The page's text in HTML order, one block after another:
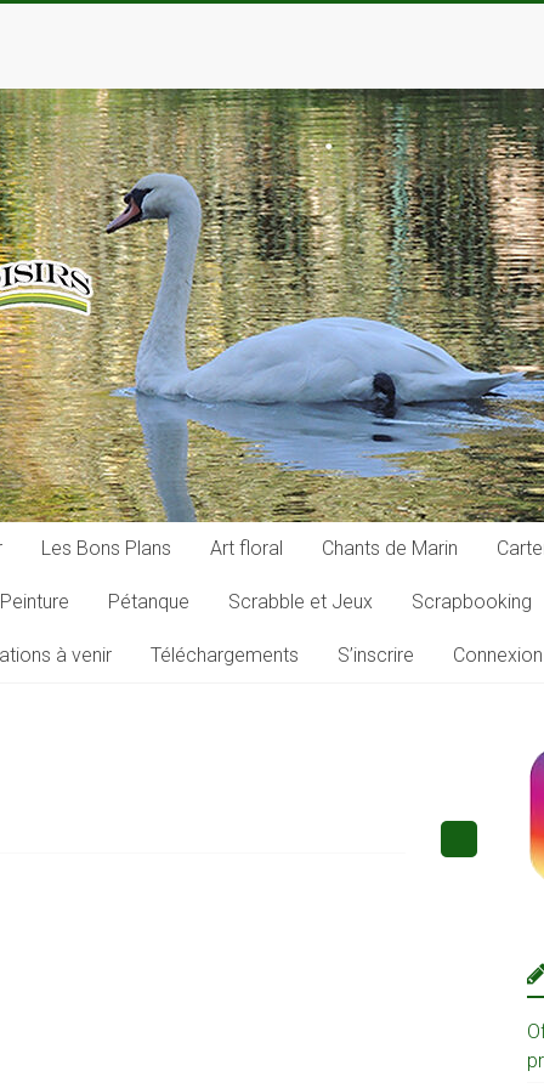
Les Bons Plans Art floral Chants de Marin
Peinture Pétanque Scrabble et Jeux Scrapbooking
à venir Téléchargements S’inscrire Connexion